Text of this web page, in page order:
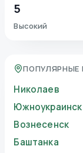
5
Высокий
ПОПУЛЯРНЫЕ
Николаев
Южноукраинск
Вознесенск
Баштанка